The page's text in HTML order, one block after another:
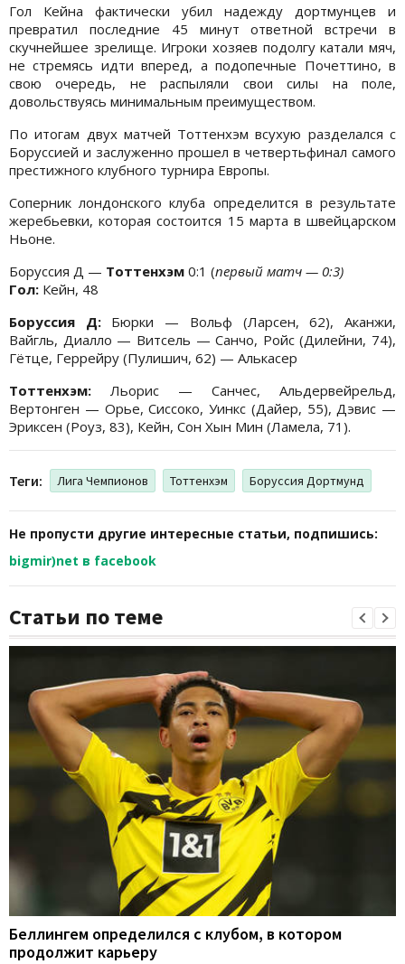
Гол Кейна фактически убил надежду дортмунцев и
превратил последние 45 минут ответной встречи в
скучнейшее зрелище. Игроки хозяев подолгу катали мяч,
не стремясь идти вперед, а подопечные Почеттино, в
свою очередь, не распыляли свои силы на поле,
довольствуясь минимальным преимуществом.
По итогам двух матчей Тоттенхэм всухую разделался с
Боруссией и заслуженно прошел в четвертьфинал самого
престижного клубного турнира Европы.
Соперник лондонского клуба определится в результате
жеребьевки, которая состоится 15 марта в швейцарском
Ньоне.
Боруссия Д — Тоттенхэм 0:1 (первый матч — 0:3)
Гол: Кейн, 48
Боруссия Д: Бюрки — Вольф (Ларсен, 62), Аканжи,
Вайгль, Диалло — Витсель — Санчо, Ройс (Дилейни, 74),
Гётце, Геррейру (Пулишич, 62) — Алькасер
Тоттенхэм: Льорис — Санчес, Альдервейрельд,
Вертонген — Орье, Сиссоко, Уинкс (Дайер, 55), Дэвис —
Эриксен (Роуз, 83), Кейн, Сон Хын Мин (Ламела, 71).
Теги: Лига Чемпионов Тоттенхэм Боруссия Дортмунд
Не пропусти другие интересные статьи, подпишись:
bigmir)net в facebook
Статьи по теме
Беллингем определился с клубом, в котором
продолжит карьеру